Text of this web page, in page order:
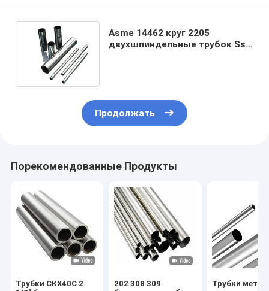
Asme 14462 круг 2205
двухшпиндельные трубок Ss
Продолжать
Порекомендованные Продукты
Трубки СКХ40С 2
202 308 309
Трубки